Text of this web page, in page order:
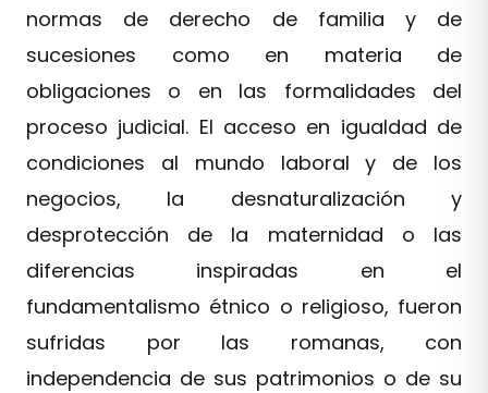
normas de derecho de familia y de
sucesiones como en materia de
obligaciones o en las formalidades del
proceso judicial. El acceso en igualdad de
condiciones al mundo laboral y de los
negocios, la desnaturalización y
desprotección de la maternidad o las
diferencias inspiradas en el
fundamentalismo étnico o religioso, fueron
sufridas por las romanas, con
independencia de sus patrimonios o de su